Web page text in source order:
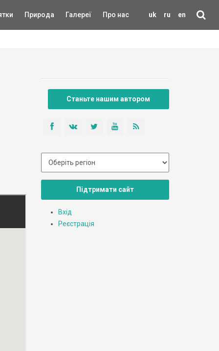
uk ru en
Природа Галереї Про нас
Станьте нашим автором
Підтримати сайт
Вхід
Реєстрація